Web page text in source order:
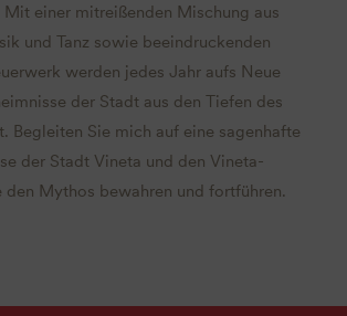
Mit einer mitreißenden Mischung aus
und Tanz sowie beeindruckenden
werden jedes Jahr aufs Neue
der Stadt aus den Tiefen des
Begleiten Sie mich auf eine sagenhafte
der Stadt Vineta und den Vineta-
den Mythos bewahren und fortführen.